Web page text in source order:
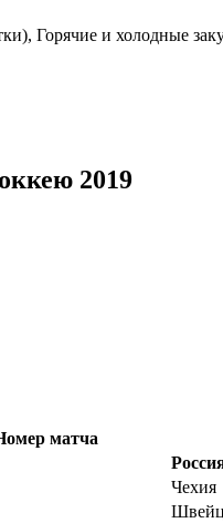
Горячие и холодные
2019
матча
Чехия